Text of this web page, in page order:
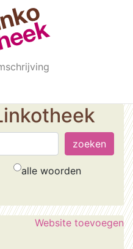
alle woorden
Website toevoegen